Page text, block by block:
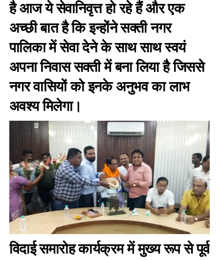
है आज ये सेवानिवृत्त हो रहे हैं और एक
अच्छी बात है कि इन्होंने सक्ती नगर
पालिका में सेवा देने के साथ साथ स्वयं
अपना निवास सक्ती में बना लिया है जिससे
नगर वासियों को इनके अनुभव का लाभ
अवश्य मिलेगा।
विदाई समारोह कार्यक्रम में मुख्य रूप से पूर्व